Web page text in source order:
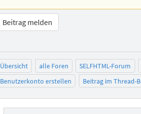
Beitrag melden
Übersicht alle Foren
SELFHTML-Forum
Benutzerkonto erstellen
Beitrag im Thread-